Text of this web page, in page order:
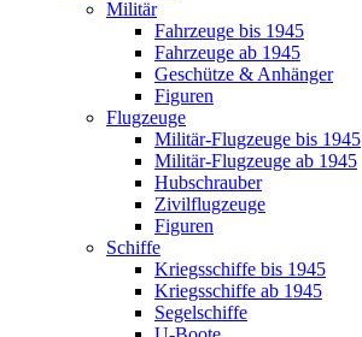
Militär
Fahrzeuge bis 1945
Fahrzeuge ab 1945
Geschütze & Anhänger
Figuren
Flugzeuge
Militär-Flugzeuge bis 1945
Militär-Flugzeuge ab 1945
Hubschrauber
Zivilflugzeuge
Figuren
Schiffe
Kriegsschiffe bis 1945
Kriegsschiffe ab 1945
Segelschiffe